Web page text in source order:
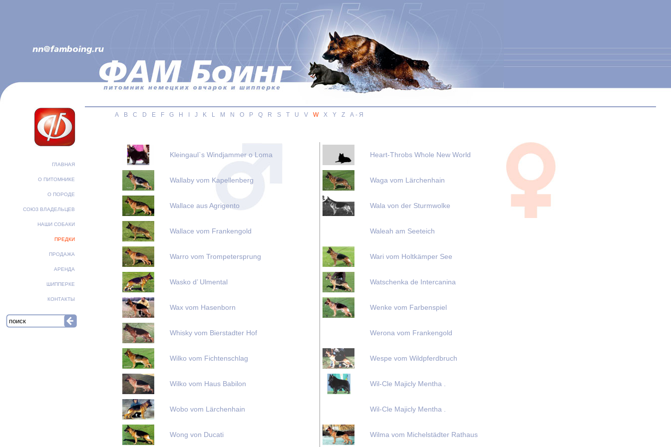
ГЛАВНАЯ
О ПИТОМНИКЕ
О ПОРОДЕ
СОЮЗ ВЛАДЕЛЬЦЕВ
НАШИ СОБАКИ
ПРЕДКИ
ПРОДАЖА
АРЕНДА
ШИППЕРКЕ
КОНТАКТЫ
A B C D E F G H J K L M N O P Q R S T U V W X Y Z А - Я
Kleingaul`s Windjammer o Loma Heart-Throbs Whole New World
Wallaby vom Kapellenberg Waga vom Lärchenhain
Wallace aus Agrigento Wala von der Sturmwolke
Wallace vom Frankengold Waleah am Seeteich
Warro vom Trompetersprung Wari vom Holtkämper See
Wasko d’ Ulmental Watschenka de Intercanina
Wax vom Hasenborn Wenke vom Farbenspiel
Whisky vom Bierstadter Hof Werona vom Frankengold
Wilko vom Fichtenschlag Wespe vom Wildpferdbruch
Wilko vom Haus Babilon Wil-Cle Majicly Mentha .
Wobo vom Lärchenhain Wil-Cle Majicly Mentha .
Wong von Ducati Wilma vom Michelstädter Rathaus